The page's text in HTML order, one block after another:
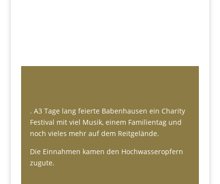
. A3 Tage lang feierte Babenhausen ein Charity
Festival mit viel Musik, einem Familientag und
noch vieles mehr auf dem Reitgelände.
Die Einnahmen kamen den Hochwasseropfern
zugute.